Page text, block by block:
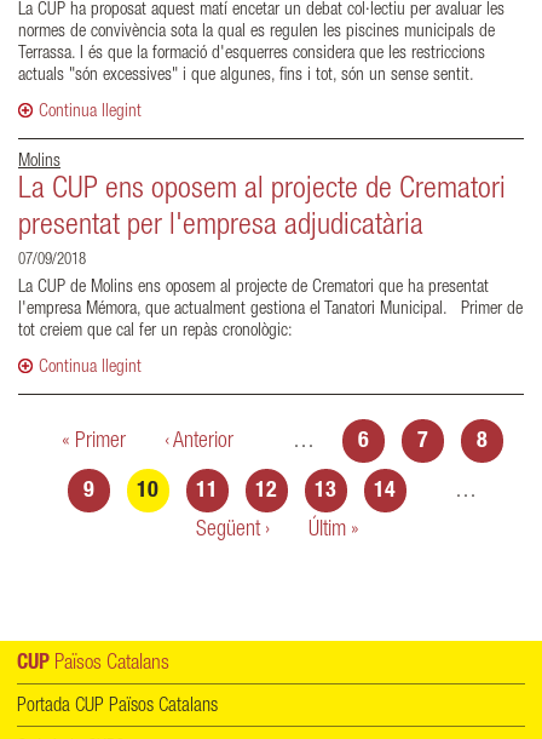
La CUP ha proposat aquest matí encetar un debat col·lectiu per avaluar les
normes de convivència sota la qual es regulen les piscines municipals de
Terrassa. I és que la formació d'esquerres considera que les restriccions
actuals "són excessives" i que algunes, fins i tot, són un sense sentit.
Continua llegint
Molins
La CUP ens oposem al projecte de Crematori
presentat per l'empresa adjudicatària
07/09/2018
La CUP de Molins ens oposem al projecte de Crematori que ha presentat
l'empresa Mémora, que actualment gestiona el Tanatori Municipal. Primer de
tot creiem que cal fer un repàs cronològic:
Continua llegint
Pàgines
« Primer ‹ Anterior … 6 7 8
9 10 11 12 13 14
…
Següent ›
Últim »
CUP Països Catalans
Portada CUP Països Catalans